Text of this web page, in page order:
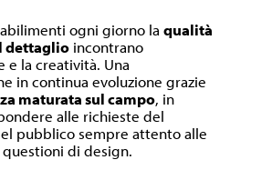
ogni giorno laqualità
dettaglio incontrano
e la creatività. Una
in continua evoluzione grazie
maturata sul campo, in
alle richieste del
pubblico sempre attento alle
di design.